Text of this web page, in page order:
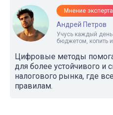
Мнение эксперта
Андрей Петров
Учусь каждый день
бюджетом, копить
Цифровые методы
для более устойчивого и
налогового рынка, где
правилам.